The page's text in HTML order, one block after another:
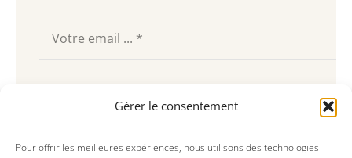
Gérer le consentement
Pour offrir les meilleures expériences, nous utilisons des technologies
Souscrire